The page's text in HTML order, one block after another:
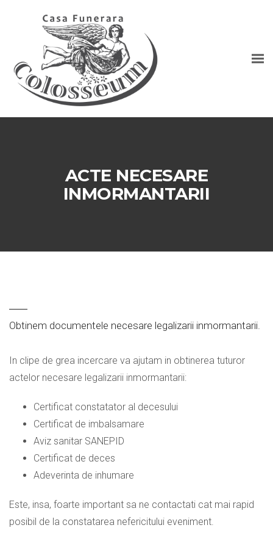
ACTE NECESARE
INMORMANTARII
Obtinem documentele necesare legalizarii inmormantarii.
In clipe de grea incercare va ajutam in obtinerea tuturor
actelor necesare legalizarii inmormantarii:
Certificat constatator al decesului
Certificat de imbalsamare
Aviz sanitar SANEPID
Certificat de deces
Adeverinta de inhumare
Este, insa, foarte important sa ne contactati cat mai rapid
posibil de la constatarea nefericitului eveniment.